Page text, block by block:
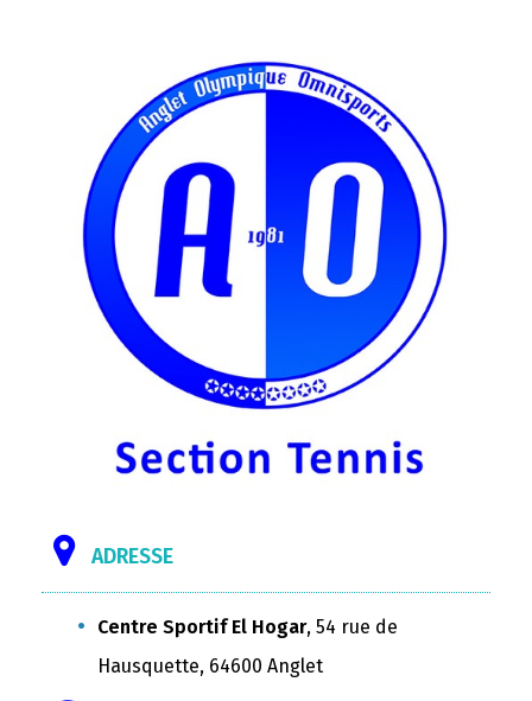
ADRESSE
Centre Sportif El Hogar, 54 rue de
Hausquette, 64600 Anglet